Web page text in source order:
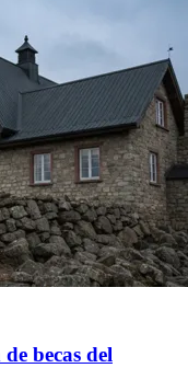
becas del